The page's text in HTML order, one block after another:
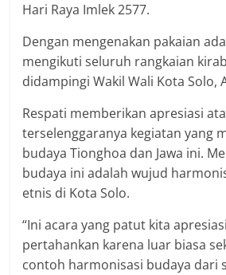
Hari Raya Imlek 2577.
Dengan mengenakan pakaian
mengikuti seluruh rangkaian
didampingi Wakil Wali Kota Solo,
Respati memberikan apresiasi
terselenggaranya kegiatan yang
budaya Tionghoa dan Jawa ini.
budaya ini adalah wujud
etnis di Kota Solo.
“Ini acara yang patut kita
pertahankan karena luar biasa
contoh harmonisasi budaya dari